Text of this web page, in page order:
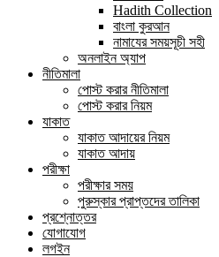
Hadith Collection
বাংলা কুরআন
নামাযের সময়সূচী সহী
অনলাইন অ্যাপ
নীতিমালা
পোস্ট করার নীতিমালা
পোস্ট করার নিয়ম
যাকাত
যাকাত আদায়ের নিয়ম
যাকাত আদায়
পরীক্ষা
পরীক্ষার সময়
পুরুস্কার প্রাপ্তদের তালিকা
প্রশ্নোত্তর
যোগাযোগ
লগইন